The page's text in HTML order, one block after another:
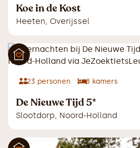
Koe in de Kost
Heeten Overijssel
23 personen 8 kamers
De Nieuwe Tijd 5*
Slootdorp Noord-Holland